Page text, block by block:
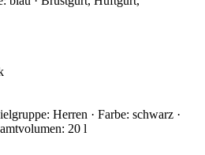
Herren · Farbe: schwarz ·
20 l